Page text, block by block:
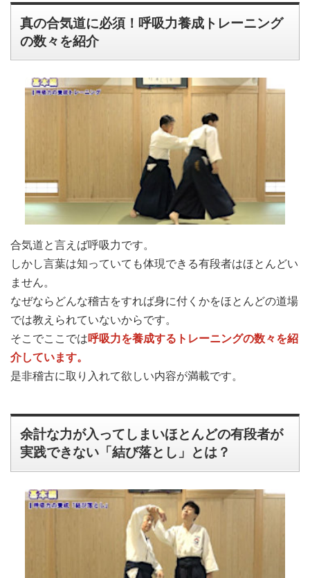
真の合気道に必須！呼吸力養成トレーニング
の数々を紹介
合気道と言えば呼吸力です。
しかし言葉は知っていても体現できる有段者はほとんどい
ません。
なぜならどんな稽古をすれば身に付くかをほとんどの道場
では教えられていないからです。
そこでここでは呼吸力を養成するトレーニングの数々を紹
介しています。
是非稽古に取り入れて欲しい内容が満載です。
余計な力が入ってしまいほとんどの有段者が
実践できない「結び落とし」とは？